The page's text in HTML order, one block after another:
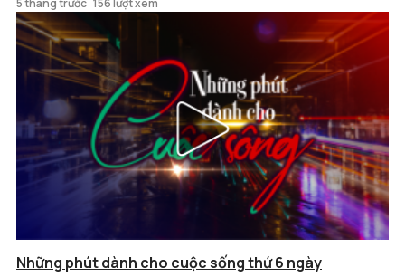
5 tháng trước 156 lượt xem
Những phút dành cho cuộc sống thứ 6 ngày